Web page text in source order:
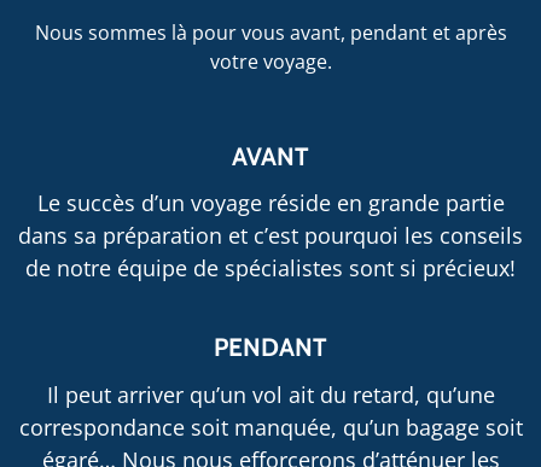
Nous sommes là pour vous avant, pendant et après
votre voyage.
AVANT
Le succès d’un voyage réside en grande partie
dans sa préparation et c’est pourquoi les conseils
de notre équipe de spécialistes sont si précieux!
PENDANT
Il peut arriver qu’un vol ait du retard, qu’une
correspondance soit manquée, qu’un bagage soit
égaré… Nous nous efforcerons d’atténuer les